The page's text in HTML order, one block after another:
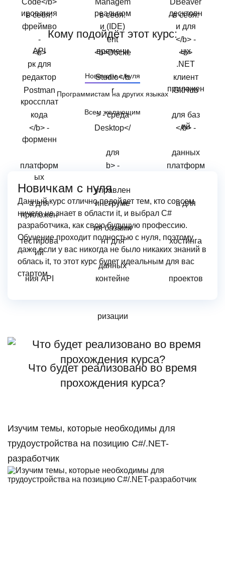
Кому подойдёт этот курс:
Новичкам с нуля
Программистам на других языках
Всем желающим
Новичкам с нуля
Данный курс отлично подойдет тем, кто совсем
ничего не знает в области it, и выбрал С#
разработчика, как свою будущую профессию.
Обучение проходит полностью с нуля, поэтому
даже если у вас никогда не было никаких знаний в
облась it, то этот курс будет идеальным для вас
стартом.
Что будет реализовано во время
прохождения курса?
Изучим темы, которые необходимы для
трудоустройства на позицию C#/.NET-
разработчик